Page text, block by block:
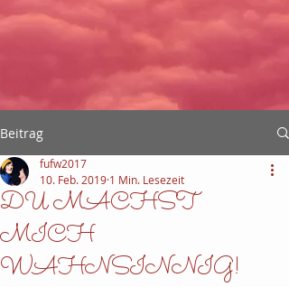
Beitrag
DU MACHST
MICH
WAHNSINNIG!
fufw2017
10. Feb. 2019 1 Min. Lesezeit